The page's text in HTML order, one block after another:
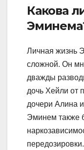
Какова
Личная жизнь
сложной. Он
дважды
дочь Хейли от
дочери Алина
Эминем также
передозировки.